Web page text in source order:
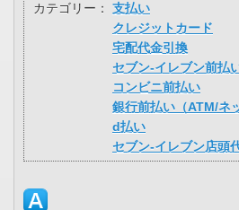
カテゴリー：
支払い
クレジットカード
宅配代金引換
セブン-イレブン前払
コンビニ前払い
銀行前払い（ATM/ネ
d払い
セブン-イレブン店頭